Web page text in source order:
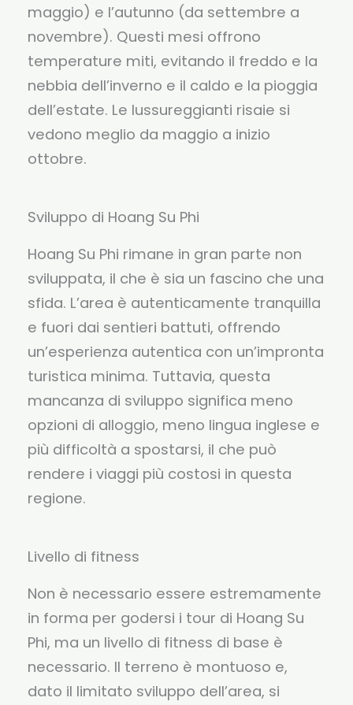
maggio) e l’autunno (da settembre a
novembre). Questi mesi offrono
temperature miti, evitando il freddo e la
nebbia dell’inverno e il caldo e la pioggia
dell’estate. Le lussureggianti risaie si
vedono meglio da maggio a inizio
ottobre.
Sviluppo di Hoang Su Phi
Hoang Su Phi rimane in gran parte non
sviluppata, il che è sia un fascino che una
sfida. L’area è autenticamente tranquilla
e fuori dai sentieri battuti, offrendo
un’esperienza autentica con un’impronta
turistica minima. Tuttavia, questa
mancanza di sviluppo significa meno
opzioni di alloggio, meno lingua inglese e
più difficoltà a spostarsi, il che può
rendere i viaggi più costosi in questa
regione.
Livello di fitness
Non è necessario essere estremamente
in forma per godersi i tour di Hoang Su
Phi, ma un livello di fitness di base è
necessario. Il terreno è montuoso e,
dato il limitato sviluppo dell’area, si